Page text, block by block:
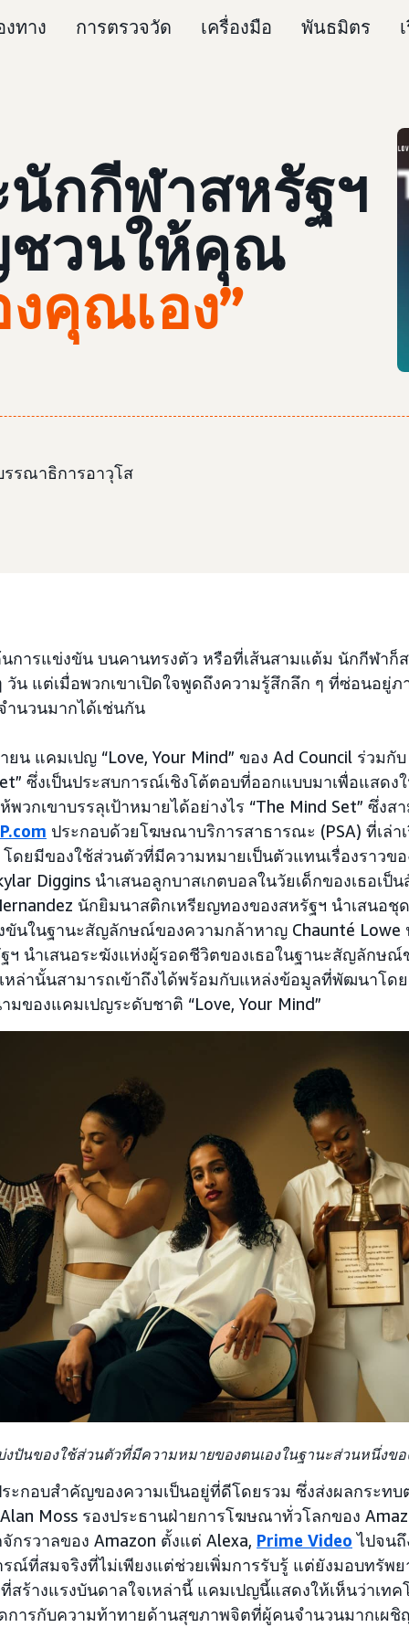
ทาง การตรวจวัด เครื่องมือ พันธมิตร
นักกีฬาสหรัฐฯ
ชวนให้คุณ
คุณเอง”
รณาธิการอาวุโส
การแข่งขัน บนคานทรงตัว หรือที่เส้นสามแต้ม นักกีฬาก็
น แต่เมื่อพวกเขาเปิดใจพูดถึงความรู้สึกลึก ๆ ที่ซ่อนอยู่
นวนมากได้เช่นกัน
ยน แคมเปญ “Love, Your Mind” ของ Ad Council ร่วมกั
ซึ่งเป็นประสบการณ์เชิงโต้ตอบที่ออกแบบมาเพื่อแสดง
วกเขาบรรลุเป้าหมายได้อย่างไร “The Mind Set” ซึ่งส
ประกอบด้วยโฆษณาบริการสาธารณะ (PSA) ที่เล่า
ดยมีของใช้ส่วนตัวที่มีความหมายเป็นตัวแทนเรื่องราวขอ
Diggins นำเสนอลูกบาสเกตบอลในวัยเด็กของเธอเ
นักยิมนาสติกเหรียญทองของสหรัฐฯ นำเสนอชุ
ขันในฐานะสัญลักษณ์ของความกล้าหาญ Chaunté Lowe
ฯ นำเสนอระฆังแห่งผู้รอดชีวิตของเธอในฐานะสัญลักษณ์
หล่านั้นสามารถเข้าถึงได้พร้อมกับแหล่งข้อมูลที่พัฒนาโด
ของแคมเปญระดับชาติ “Love, Your Mind”
ปันของใช้ส่วนตัวที่มีความหมายของตนเองในฐานะส่วนหนึ่งข
ะกอบสำคัญของความเป็นอยู่ที่ดีโดยรวม ซึ่งส่งผลกระทบ
Moss รองประธานฝ่ายการโฆษณาทั่วโลกของ
กรวาลของ Amazon ตั้งแต่ Alexa, Prime Video ไปจนถึ
รณ์ที่สมจริงที่ไม่เพียงแต่ช่วยเพิ่มการรับรู้ แต่ยังมอบทรัพ
สร้างแรงบันดาลใจเหล่านี้ แคมเปญนี้แสดงให้เห็นว่าเทค
การกับความท้าทายด้านสุขภาพจิตที่ผู้คนจำนวนมากเผ